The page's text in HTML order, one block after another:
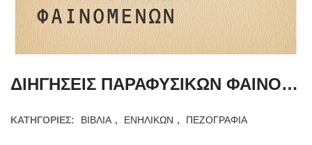
ΔΙΗΓΗΣΕΙΣ ΠΑΡΑΦΥΣΙΚΩΝ ΦΑΙΝΟΜΕΝΩΝ
ΚΑΤΗΓΟΡΊΕΣ: ΒΙΒΛΙΑ , ΕΝΗΛΙΚΩΝ , ΠΕΖΟΓΡΑΦΙΑ